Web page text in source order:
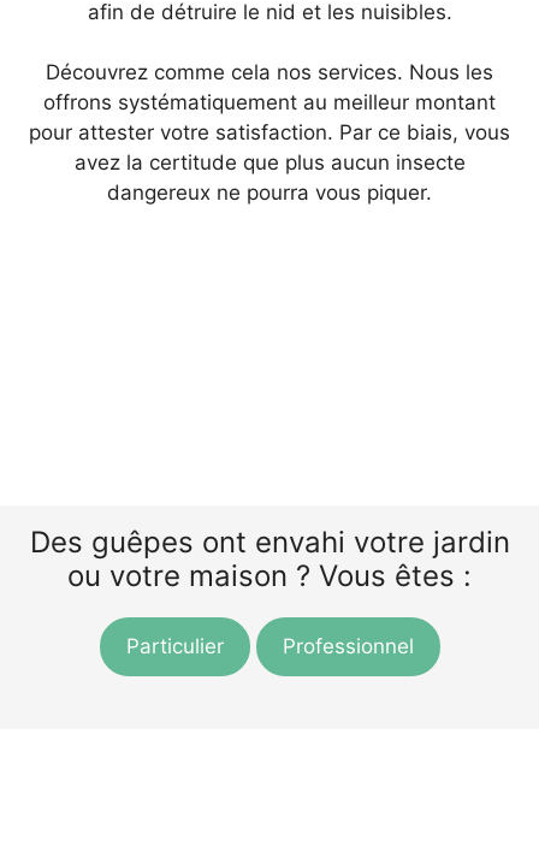
afin de détruire le nid et les nuisibles.
Découvrez comme cela nos services. Nous les
offrons systématiquement au meilleur montant
pour attester votre satisfaction. Par ce biais, vous
avez la certitude que plus aucun insecte
dangereux ne pourra vous piquer.
Des guêpes ont envahi votre jardin
ou votre maison ? Vous êtes :
Particulier Professionnel